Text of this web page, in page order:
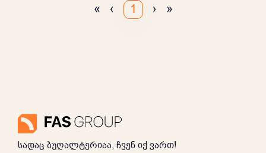
« ‹ 1 › »
სადაც ბუღალტერიაა, ჩვენ იქ ვართ!